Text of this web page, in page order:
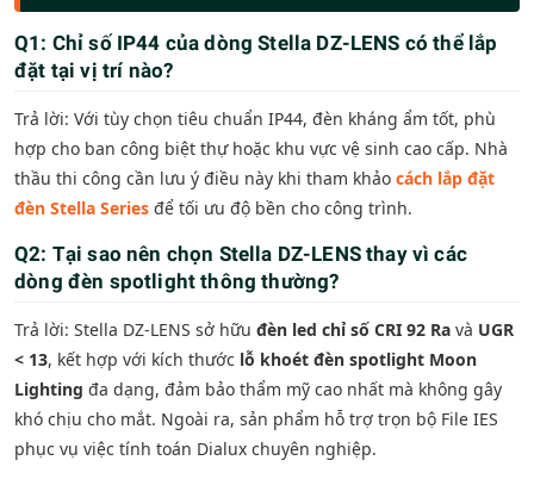
Q1: Chỉ số IP44 của dòng Stella DZ-LENS có thể lắp
đặt tại vị trí nào?
Trả lời: Với tùy chọn tiêu chuẩn IP44, đèn kháng ẩm tốt, phù
hợp cho ban công biệt thự hoặc khu vực vệ sinh cao cấp. Nhà
thầu thi công cần lưu ý điều này khi tham khảo cách lắp đặt
đèn Stella Series để tối ưu độ bền cho công trình.
Q2: Tại sao nên chọn Stella DZ-LENS thay vì các
dòng đèn spotlight thông thường?
Trả lời: Stella DZ-LENS sở hữu đèn led chỉ số CRI 92 Ra và UGR
< 13, kết hợp với kích thước lỗ khoét đèn spotlight Moon
Lighting đa dạng, đảm bảo thẩm mỹ cao nhất mà không gây
khó chịu cho mắt. Ngoài ra, sản phẩm hỗ trợ trọn bộ File IES
phục vụ việc tính toán Dialux chuyên nghiệp.